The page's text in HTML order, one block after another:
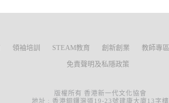
領袖培訓 STEAM教育 創新創業 教師專區
免責聲明及私隱政策
版權所有 香港新一代文化協會
地址 : 香港銅鑼灣道19-23號建康大廈13字樓